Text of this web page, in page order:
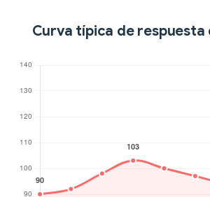
Curva típica de respuesta